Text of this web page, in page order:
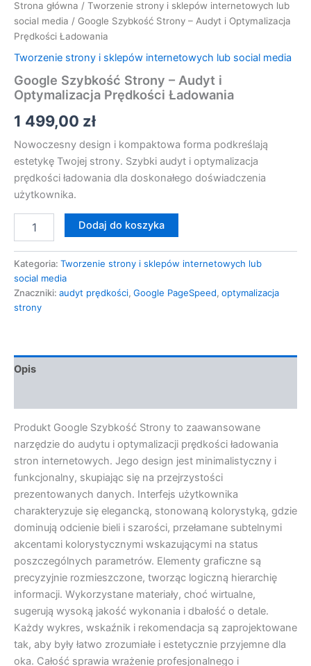
Strona główna / Tworzenie strony i sklepów internetowych lub
social media / Google Szybkość Strony – Audyt i Optymalizacja
Prędkości Ładowania
Tworzenie strony i sklepów internetowych lub social media
Google Szybkość Strony – Audyt i
Optymalizacja Prędkości Ładowania
1 499,00 zł
Nowoczesny design i kompaktowa forma podkreślają
estetykę Twojej strony. Szybki audyt i optymalizacja
prędkości ładowania dla doskonałego doświadczenia
użytkownika.
Dodaj do koszyka
Kategoria: Tworzenie strony i sklepów internetowych lub
social media
Znaczniki: audyt prędkości, Google PageSpeed, optymalizacja
strony
Opis
Produkt Google Szybkość Strony to zaawansowane
narzędzie do audytu i optymalizacji prędkości ładowania
stron internetowych. Jego design jest minimalistyczny i
funkcjonalny, skupiając się na przejrzystości
prezentowanych danych. Interfejs użytkownika
charakteryzuje się elegancką, stonowaną kolorystyką, gdzie
dominują odcienie bieli i szarości, przełamane subtelnymi
akcentami kolorystycznymi wskazującymi na status
poszczególnych parametrów. Elementy graficzne są
precyzyjnie rozmieszczone, tworząc logiczną hierarchię
informacji. Wykorzystane materiały, choć wirtualne,
sugerują wysoką jakość wykonania i dbałość o detale.
Każdy wykres, wskaźnik i rekomendacja są zaprojektowane
tak, aby były łatwo zrozumiałe i estetycznie przyjemne dla
oka. Całość sprawia wrażenie profesjonalnego i